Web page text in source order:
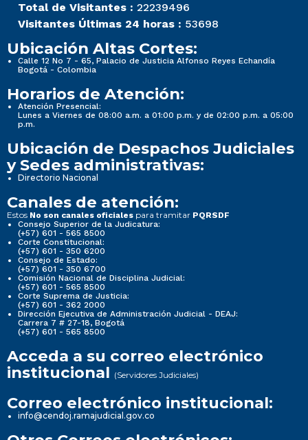
Total de Visitantes : 22239496
Visitantes Últimas 24 horas : 53698
Ubicación Altas Cortes:
Calle 12 No 7 - 65, Palacio de Justicia Alfonso Reyes Echandía
Bogotá - Colombia
Horarios de Atención:
Atención Presencial:
Lunes a Viernes de 08:00 a.m. a 01:00 p.m. y de 02:00 p.m. a 05:00
p.m.
Ubicación de Despachos Judiciales
y Sedes administrativas:
Directorio Nacional
Canales de atención:
Estos No son canales oficiales para tramitar PQRSDF
Consejo Superior de la Judicatura:
(+57) 601 - 565 8500
Corte Constitucional:
(+57) 601 - 350 6200
Consejo de Estado:
(+57) 601 - 350 6700
Comisión Nacional de Disciplina Judicial:
(+57) 601 - 565 8500
Corte Suprema de Justicia:
(+57) 601 - 362 2000
Dirección Ejecutiva de Administración Judicial - DEAJ:
Carrera 7 # 27-18, Bogotá
(+57) 601 - 565 8500
Acceda a su correo electrónico
institucional (Servidores Judiciales)
Correo electrónico institucional:
info@cendoj.ramajudicial.gov.co